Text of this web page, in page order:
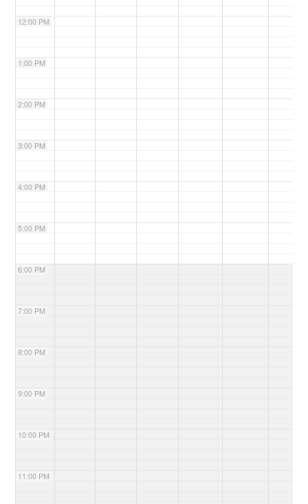
12:00 PM
1:00 PM
2:00 PM
3:00 PM
4:00 PM
5:00 PM
6:00 PM
7:00 PM
8:00 PM
9:00 PM
10:00 PM
11:00 PM